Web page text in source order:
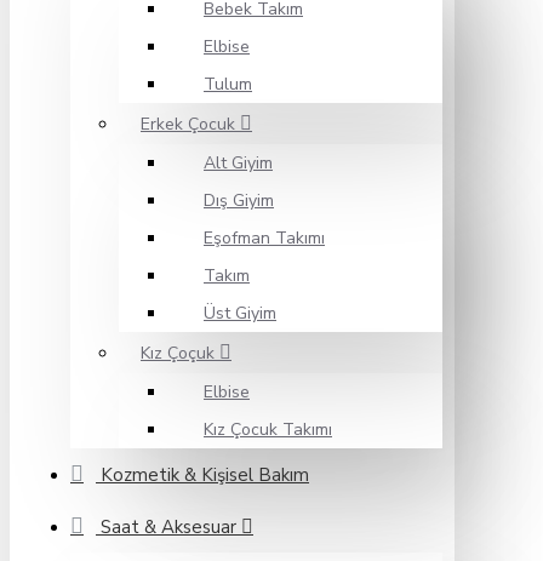
Bebek Takım
Elbise
Tulum
Erkek Çocuk
Alt Giyim
Dış Giyim
Eşofman Takımı
Takım
Üst Giyim
Kız Çoçuk
Elbise
Kız Çocuk Takımı
Kozmetik & Kişisel Bakım
Saat & Aksesuar